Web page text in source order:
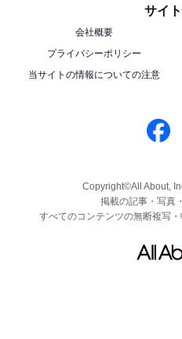
サイ
会社概要
プライバシーポリシー
当サイトの情報についての注意
Copyright©All About,
掲載の記事・写真
すべてのコンテンツの無断複写